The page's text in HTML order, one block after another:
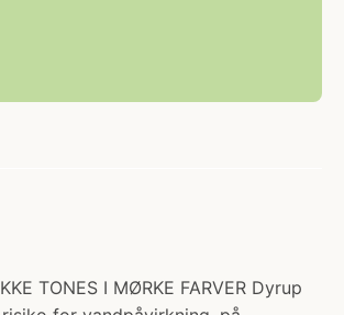
TONES I MØRKE FARVER Dyrup